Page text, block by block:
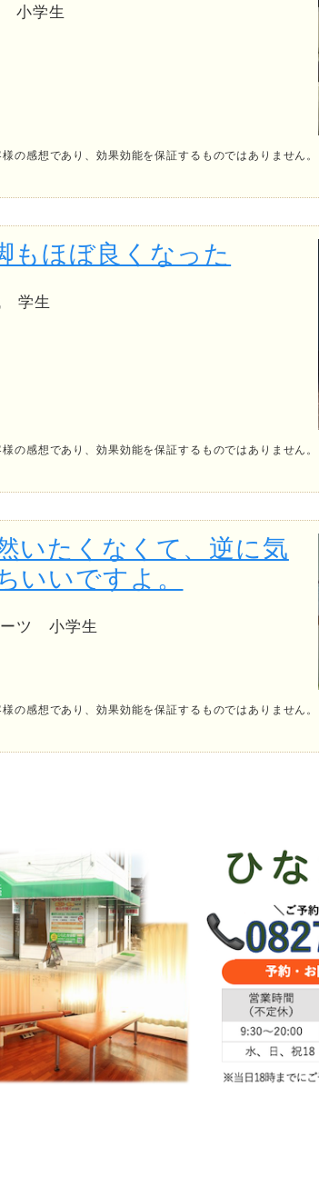
小学生
の感想であり、効果効能を保証するものではありません。
もほぼ良くなった
学生
の感想であり、効果効能を保証するものではありません。
いたくなくて、逆に気
いいですよ。
ーツ 小学生
の感想であり、効果効能を保証するものではありません。